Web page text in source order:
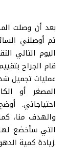
بعد أن وصلت
ثم أوصلني
اليوم التالي
قام الجراح
عمليات تجميل
المصغر أو
احتياجاتي.
والهدف منا،
التي سأخضع
زيادة كمية الدهون في محيط البطن مع وجود الجلد المترهل.